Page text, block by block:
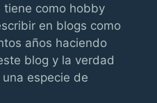
tiene como hobby
en blogs como
años haciendo
blog y la verdad
especie de